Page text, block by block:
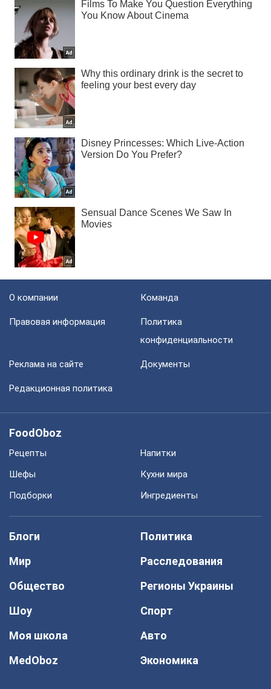
О компании Команда
Правовая информация
Политика
конфиденциальности
Реклама на сайте Документы
Редакционная политика
FoodOboz
Рецепты
Напитки
Шефы
Кухни мира
Подборки
Ингредиенты
Блоги
Политика
Мир
Расследования
Общество
Регионы Украины
Шоу
Спорт
Моя школа
Авто
MedOboz
Экономика